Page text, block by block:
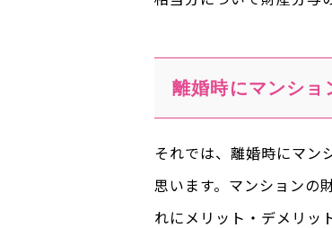
離婚時にマンショ
それでは、離婚時にマン
思います。マンションの
れにメリット・デメリッ